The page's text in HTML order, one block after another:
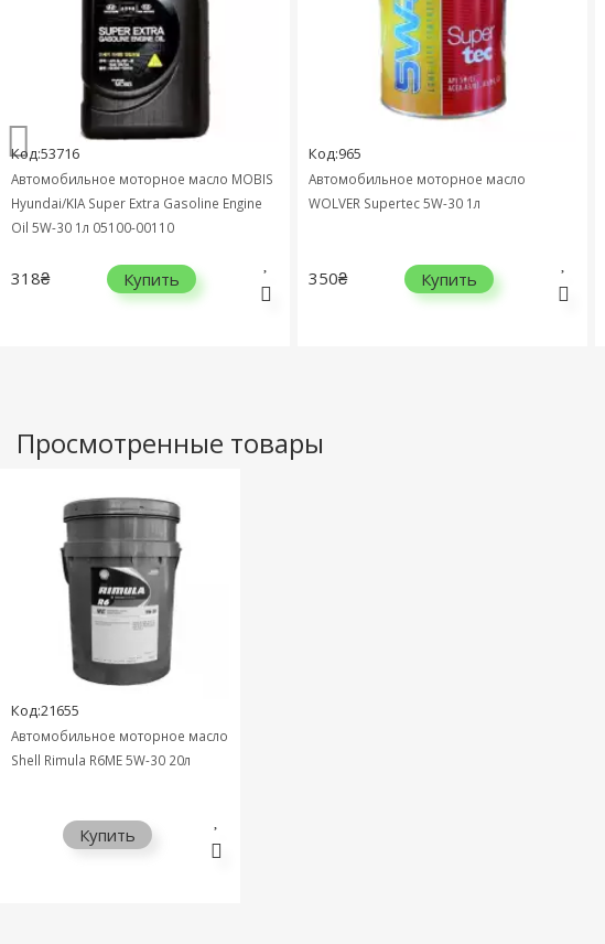
Код:53716
Автомобильное моторное масло MOBIS
Hyundai/KIA Super Extra Gasoline Engine
Oil 5W-30 1л 05100-00110
318₴ Купить
Код:965
Автомобильное моторное масло
WOLVER Supertec 5W-30 1л
350₴ Купить
Просмотренные товары
Код:21655
Автомобильное моторное масло
Shell Rimula R6ME 5W-30 20л
Купить